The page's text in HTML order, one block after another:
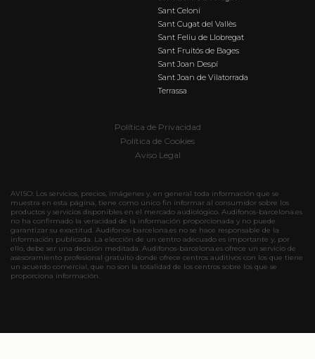
Sant Celoni
Sant Cugat del Vallès
Sant Feliu de Llobregat
Sant Fruitós de Bages
Sant Joan Despí
Sant Joan de Vilatorrada
Terrassa
Política de Privacidad
Política de Cookies
Aviso Legal
AVISO: Los servicios, precios, imágenes y, en general toda información que se
muestra en esta página, tiene como único fin informar al consumidor sobre los
productos y servicios disponibles en el mercado audiológico. Audifonos-barcelona.es
no ha confirmado la veracidad de la información proporcionada y no puede
garantizar su exactitud. Audifonos-barcelona.es no se hace responsable de la
información publicada. La elección de un centro adecuado es importante y, por
ello, debe ser una decisión meditada. Audifonos-barcelona.es ofrece un servicio de
asesoramiento profesional gratuito donde ofrece centros auditivos con los que tiene
un acuerdo comercial, que no son la totalidad de los centros sobre los que se
proporciona información.